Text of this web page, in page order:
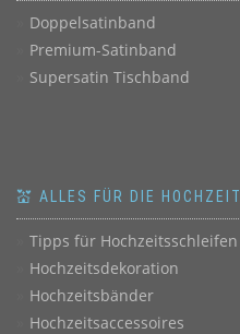
Doppelsatinband
Premium-Satinband
Supersatin Tischband
💒 ALLES FÜR DIE HOCHZEIT
Tipps für Hochzeitsschleifen
Hochzeitsdekoration
Hochzeitsbänder
Hochzeitsaccessoires